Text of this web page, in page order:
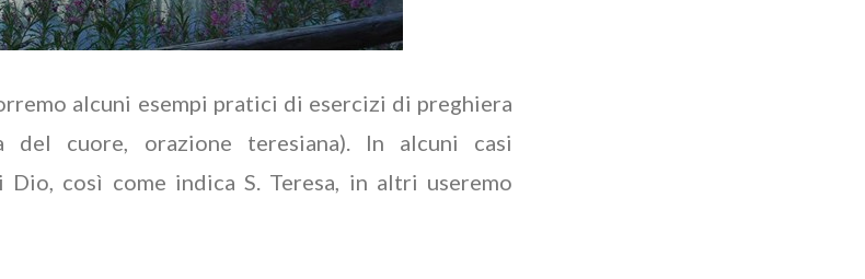
alcuni esempi pratici di esercizi di preghiera
del cuore, orazione teresiana). In alcuni casi
così come indica S. Teresa, in altri useremo